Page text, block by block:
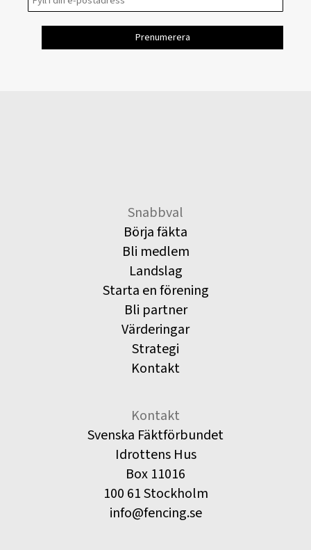
Snabbval
Börja fäkta
Bli medlem
Landslag
Starta en förening
Bli partner
Värderingar
Strategi
Kontakt
Kontakt
Svenska Fäktförbundet
Idrottens Hus
Box 11016
100 61 Stockholm
info@fencing.se